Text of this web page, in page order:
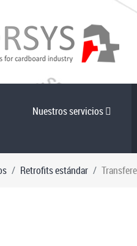
Nuestros servicios
Retrofits estándar